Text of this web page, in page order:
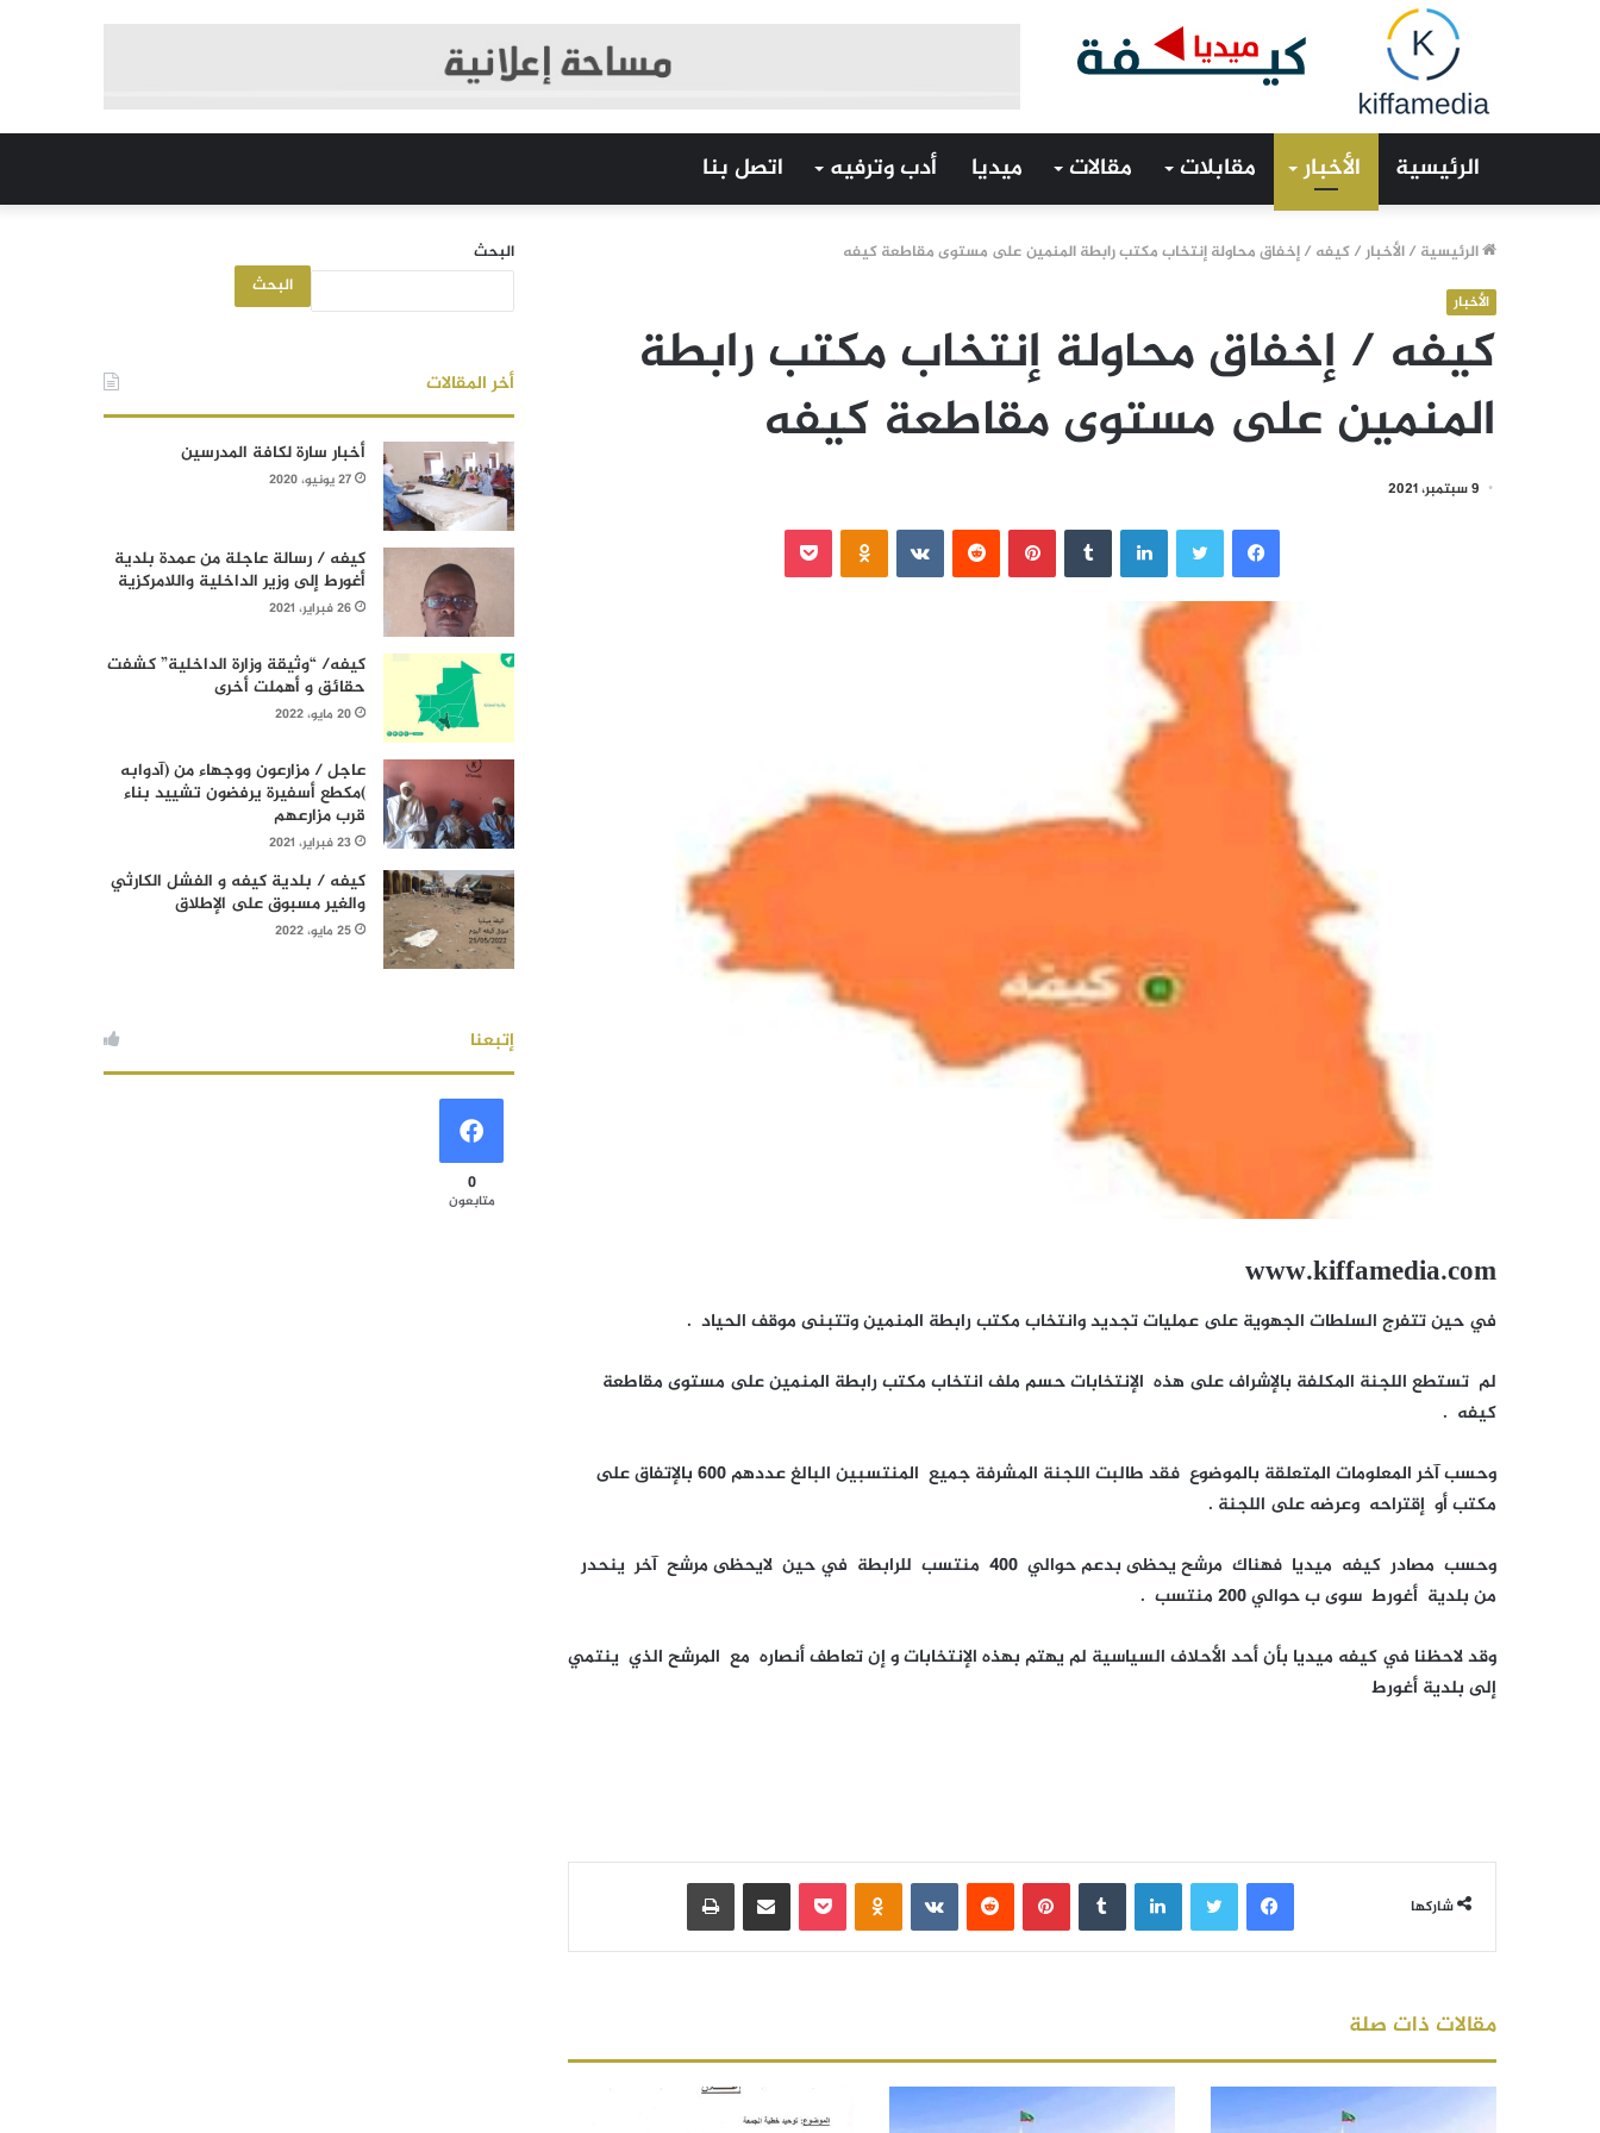
الرئيسية الأخبار مقابلات مقالات ميديا أدب وترفيه اتصل بنا
الرئيسية /الأخبار/كيفه / إخفاق محاولة إنتخاب مكتب رابطة المنمين على مستوى مقاطعة كيفه
الأخبار
كيفه / إخفاق محاولة إنتخاب مكتب رابطة
المنمين على مستوى مقاطعة كيفه
9 سبتمبر، 2021
فيسبوك لينكدإن بينتيريست
www.kiffamedia.com
في حين تتفرج السلطات الجهوية على عمليات تجديد وانتخاب مكتب رابطة المنمين وتتبنى موقف الحياد .
لم تستطع اللجنة المكلفة بالإشراف على هذه الإنتخابات حسم ملف انتخاب مكتب رابطة المنمين على مستوى مقاطعة
كيفه .
وحسب آخر المعلومات المتعلقة بالموضوع فقد طالبت اللجنة المشرفة جميع المنتسبين البالغ عددهم 600 بالإتفاق على
مكتب أو إقتراحه وعرضه على اللجنة .
وحسب مصادر كيفه ميديا فهناك مرشح يحظى بدعم حوالي 400 منتسب للرابطة في حين لايحظى مرشح آخر ينحدر
من بلدية أغورط سوى ب حوالي 200 منتسب .
وقد لاحظنا في كيفه ميديا بأن أحد الأحلاف السياسية لم يهتم بهذه الإنتخابات و إن تعاطف أنصاره مع المرشح الذي ينتمي
إلى بلدية أغورط
شاركها
فيسبوك لينكدإن بينتيريست بوكيت مشاركة عبر البريد
مقالات ذات صلة
البحث
البحث
أخر المقالات
أخبار سارة لكافة المدرسين
27 يونيو، 2020
كيفه / رسالة عاجلة من عمدة بلدية
أغورط إلى وزير الداخلية واللامركزية
26 فبراير، 2021
كيفه/ “وثيقة وزارة الداخلية” كشفت
حقائق و أهملت أخرى
20 مايو، 2022
عاجل / مزارعون ووجهاء من (آدوابه
)مكطع أسفيرة يرفضون تشييد بناء
قرب مزارعهم
23 فبراير، 2021
كيفه / بلدية كيفه و الفشل الكارثي
والغير مسبوق على الإطلاق
25 مايو، 2022
إتبعنا
0
متابعون